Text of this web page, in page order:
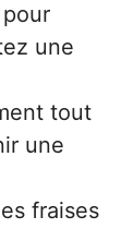
une
tout
une
fraises